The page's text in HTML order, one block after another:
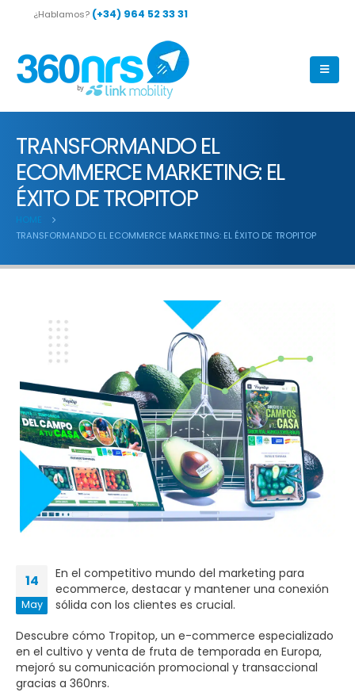
¿Hablamos? (+34) 964 52 33 31
TRANSFORMANDO EL
ECOMMERCE MARKETING: EL
ÉXITO DE TROPITOP
HOME
TRANSFORMANDO EL ECOMMERCE MARKETING: EL ÉXITO DE TROPITOP
14
May
En el competitivo mundo del marketing para
ecommerce, destacar y mantener una conexión
sólida con los clientes es crucial.
Descubre cómo Tropitop, un e-commerce especializado
en el cultivo y venta de fruta de temporada en Europa,
mejoró su comunicación promocional y transaccional
gracias a 360nrs.